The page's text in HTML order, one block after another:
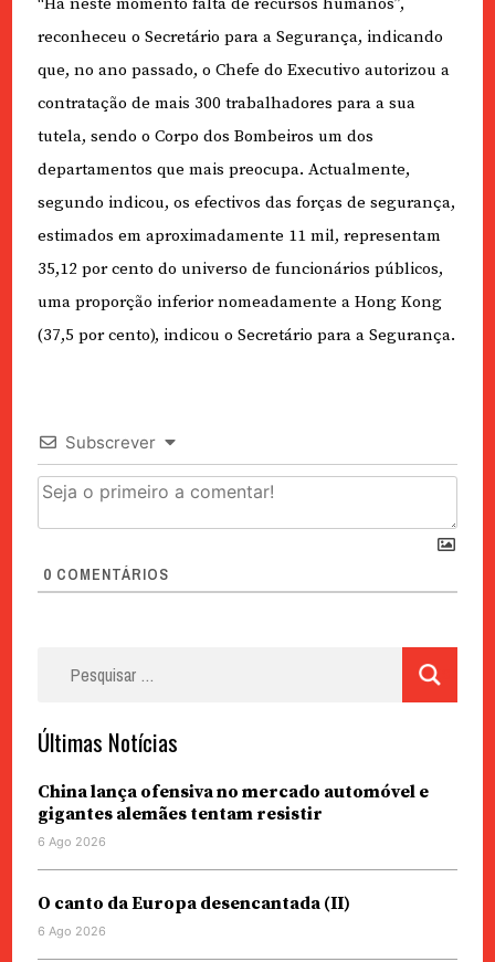
reconheceu o Secretário para a Segurança, indicando
que, no ano passado, o Chefe do Executivo autorizou a
contratação de mais 300 trabalhadores para a sua
tutela, sendo o Corpo dos Bombeiros um dos
departamentos que mais preocupa. Actualmente,
segundo indicou, os efectivos das forças de segurança,
estimados em aproximadamente 11 mil, representam
35,12 por cento do universo de funcionários públicos,
uma proporção inferior nomeadamente a Hong Kong
(37,5 por cento), indicou o Secretário para a Segurança.
Subscrever
0 COMENTÁRIOS
Últimas Notícias
China lança ofensiva no mercado automóvel e
gigantes alemães tentam resistir
6 Ago 2026
O canto da Europa desencantada (II)
6 Ago 2026